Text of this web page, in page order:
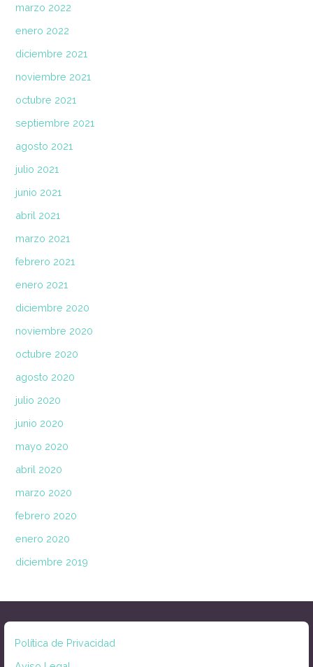
marzo 2022
enero 2022
diciembre 2021
noviembre 2021
octubre 2021
septiembre 2021
agosto 2021
julio 2021
junio 2021
abril 2021
marzo 2021
febrero 2021
enero 2021
diciembre 2020
noviembre 2020
octubre 2020
agosto 2020
julio 2020
junio 2020
mayo 2020
abril 2020
marzo 2020
febrero 2020
enero 2020
diciembre 2019
Política de Privacidad